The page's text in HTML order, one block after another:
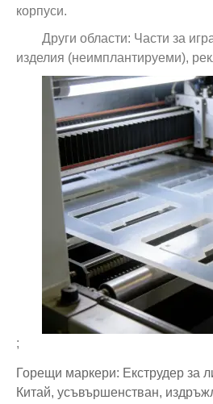
корпуси.
Други области: Части за
изделия (неимплантируеми),
;
Горещи маркери: Екструдер за
Китай, усъвършенстван,